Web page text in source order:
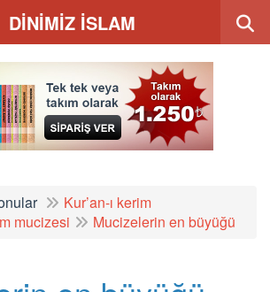
DİNİMİZ İSLAM
Kur’an-ı kerim
mucizesi
Mucizelerin en büyüğü